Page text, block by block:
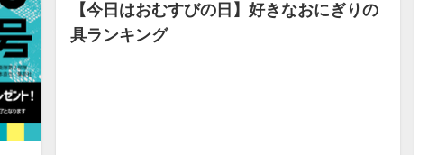
【今日はおむすびの日】好きなおにぎりの
具ランキング